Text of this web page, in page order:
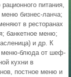
питания,
бизнес-ланча;
в ресторанах
банкетное меню;
и др. К
меню-блюда от шеф-
кухни в
постное меню и